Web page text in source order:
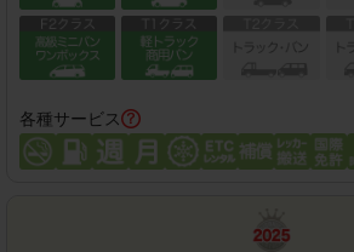
各種サービス